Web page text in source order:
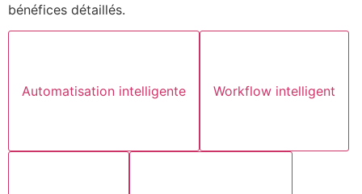
bénéfices détaillés.
Automatisation intelligente Workflow intelligent